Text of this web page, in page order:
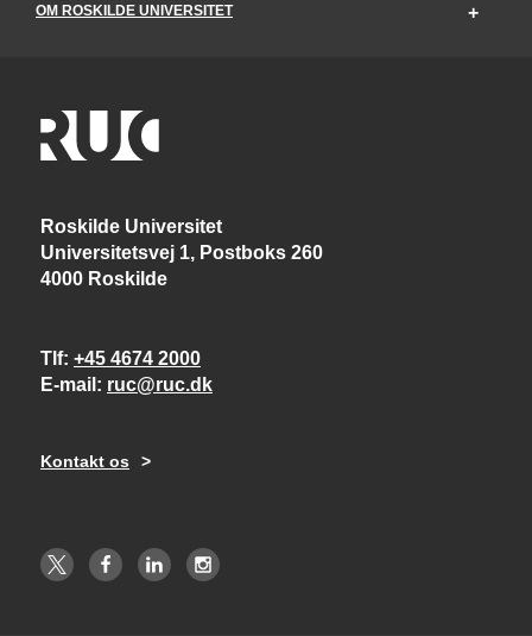
OM ROSKILDE UNIVERSITET
Roskilde Universitet
Universitetsvej 1, Postboks 260
4000 Roskilde
Tlf +45 4674 2000
E-mail
ruc@ruc.dk
Kontakt os